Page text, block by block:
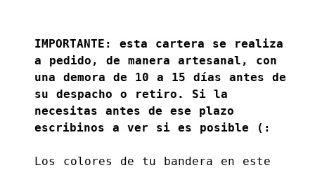
IMPORTANTE: esta cartera se realiza
a pedido, de manera artesanal, con
una demora de 10 a 15 días antes de
su despacho o retiro. Si la
necesitas antes de ese plazo
escribinos a ver si es posible (:
Los colores de tu bandera en este